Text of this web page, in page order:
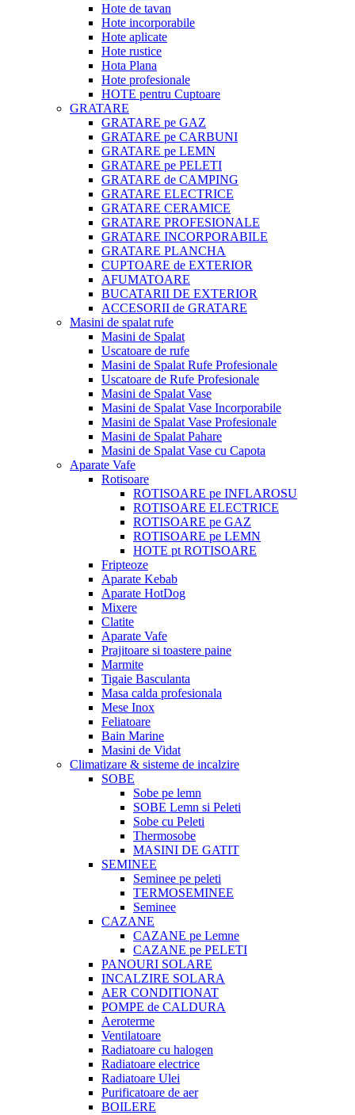
Hote de tavan
Hote incorporabile
Hote aplicate
Hote rustice
Hota Plana
Hote profesionale
HOTE pentru Cuptoare
GRATARE
GRATARE pe GAZ
GRATARE pe CARBUNI
GRATARE pe LEMN
GRATARE pe PELETI
GRATARE de CAMPING
GRATARE ELECTRICE
GRATARE CERAMICE
GRATARE PROFESIONALE
GRATARE INCORPORABILE
GRATARE PLANCHA
CUPTOARE de EXTERIOR
AFUMATOARE
BUCATARII DE EXTERIOR
ACCESORII de GRATARE
Masini de spalat rufe
Masini de Spalat
Uscatoare de rufe
Masini de Spalat Rufe Profesionale
Uscatoare de Rufe Profesionale
Masini de Spalat Vase
Masini de Spalat Vase Incorporabile
Masini de Spalat Vase Profesionale
Masini de Spalat Pahare
Masini de Spalat Vase cu Capota
Aparate Vafe
Rotisoare
ROTISOARE pe INFLAROSU
ROTISOARE ELECTRICE
ROTISOARE pe GAZ
ROTISOARE pe LEMN
HOTE pt ROTISOARE
Fripteoze
Aparate Kebab
Aparate HotDog
Mixere
Clatite
Aparate Vafe
Prajitoare si toastere paine
Marmite
Tigaie Basculanta
Masa calda profesionala
Mese Inox
Feliatoare
Bain Marine
Masini de Vidat
Climatizare & sisteme de incalzire
SOBE
Sobe pe lemn
SOBE Lemn si Peleti
Sobe cu Peleti
Thermosobe
MASINI DE GATIT
SEMINEE
Seminee pe peleti
TERMOSEMINEE
Seminee
CAZANE
CAZANE pe Lemne
CAZANE pe PELETI
PANOURI SOLARE
INCALZIRE SOLARA
AER CONDITIONAT
POMPE de CALDURA
Aeroterme
Ventilatoare
Radiatoare cu halogen
Radiatoare electrice
Radiatoare Ulei
Purificatoare de aer
BOILERE